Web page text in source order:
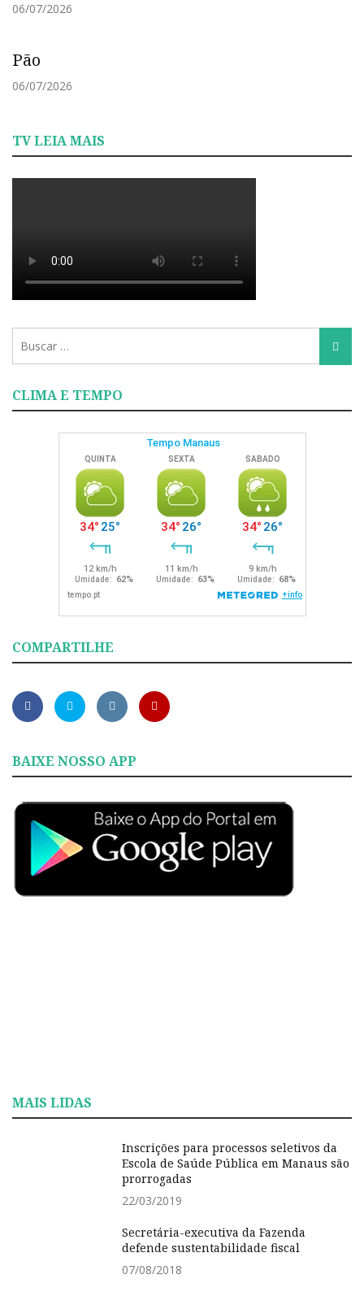
06/07/2026
Pão
06/07/2026
TV LEIA MAIS
para:
Busca
CLIMA E TEMPO
COMPARTILHE
BAIXE NOSSO APP
MAIS LIDAS
Inscrições para processos seletivos da
Escola de Saúde Pública em Manaus são
prorrogadas
22/03/2019
Secretária-executiva da Fazenda
defende sustentabilidade fiscal
07/08/2018